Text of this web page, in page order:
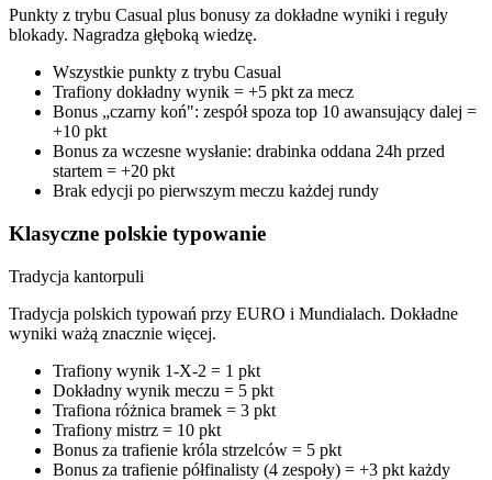
Punkty z trybu Casual plus bonusy za dokładne wyniki i reguły
blokady. Nagradza głęboką wiedzę.
Wszystkie punkty z trybu Casual
Trafiony dokładny wynik = +5 pkt za mecz
Bonus „czarny koń": zespół spoza top 10 awansujący dalej =
+10 pkt
Bonus za wczesne wysłanie: drabinka oddana 24h przed
startem = +20 pkt
Brak edycji po pierwszym meczu każdej rundy
Klasyczne polskie typowanie
Tradycja kantorpuli
Tradycja polskich typowań przy EURO i Mundialach. Dokładne
wyniki ważą znacznie więcej.
Trafiony wynik 1-X-2 = 1 pkt
Dokładny wynik meczu = 5 pkt
Trafiona różnica bramek = 3 pkt
Trafiony mistrz = 10 pkt
Bonus za trafienie króla strzelców = 5 pkt
Bonus za trafienie półfinalisty (4 zespoły) = +3 pkt każdy